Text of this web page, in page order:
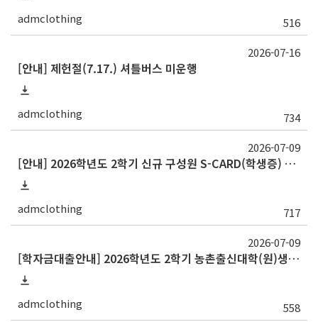
admclothing 516
[안내] 제헌절(7.17.) 셔틀버스 미운행
admclothing 734
2026-07-16
[안내] 2026학년도 2학기 신규 구성원 S-CARD(학생증) 발급
admclothing 717
2026-07-09
[학자금대출안내] 2026학년도 2학기 농촌출신대학(원)생 학자금대출
admclothing 558
2026-07-09